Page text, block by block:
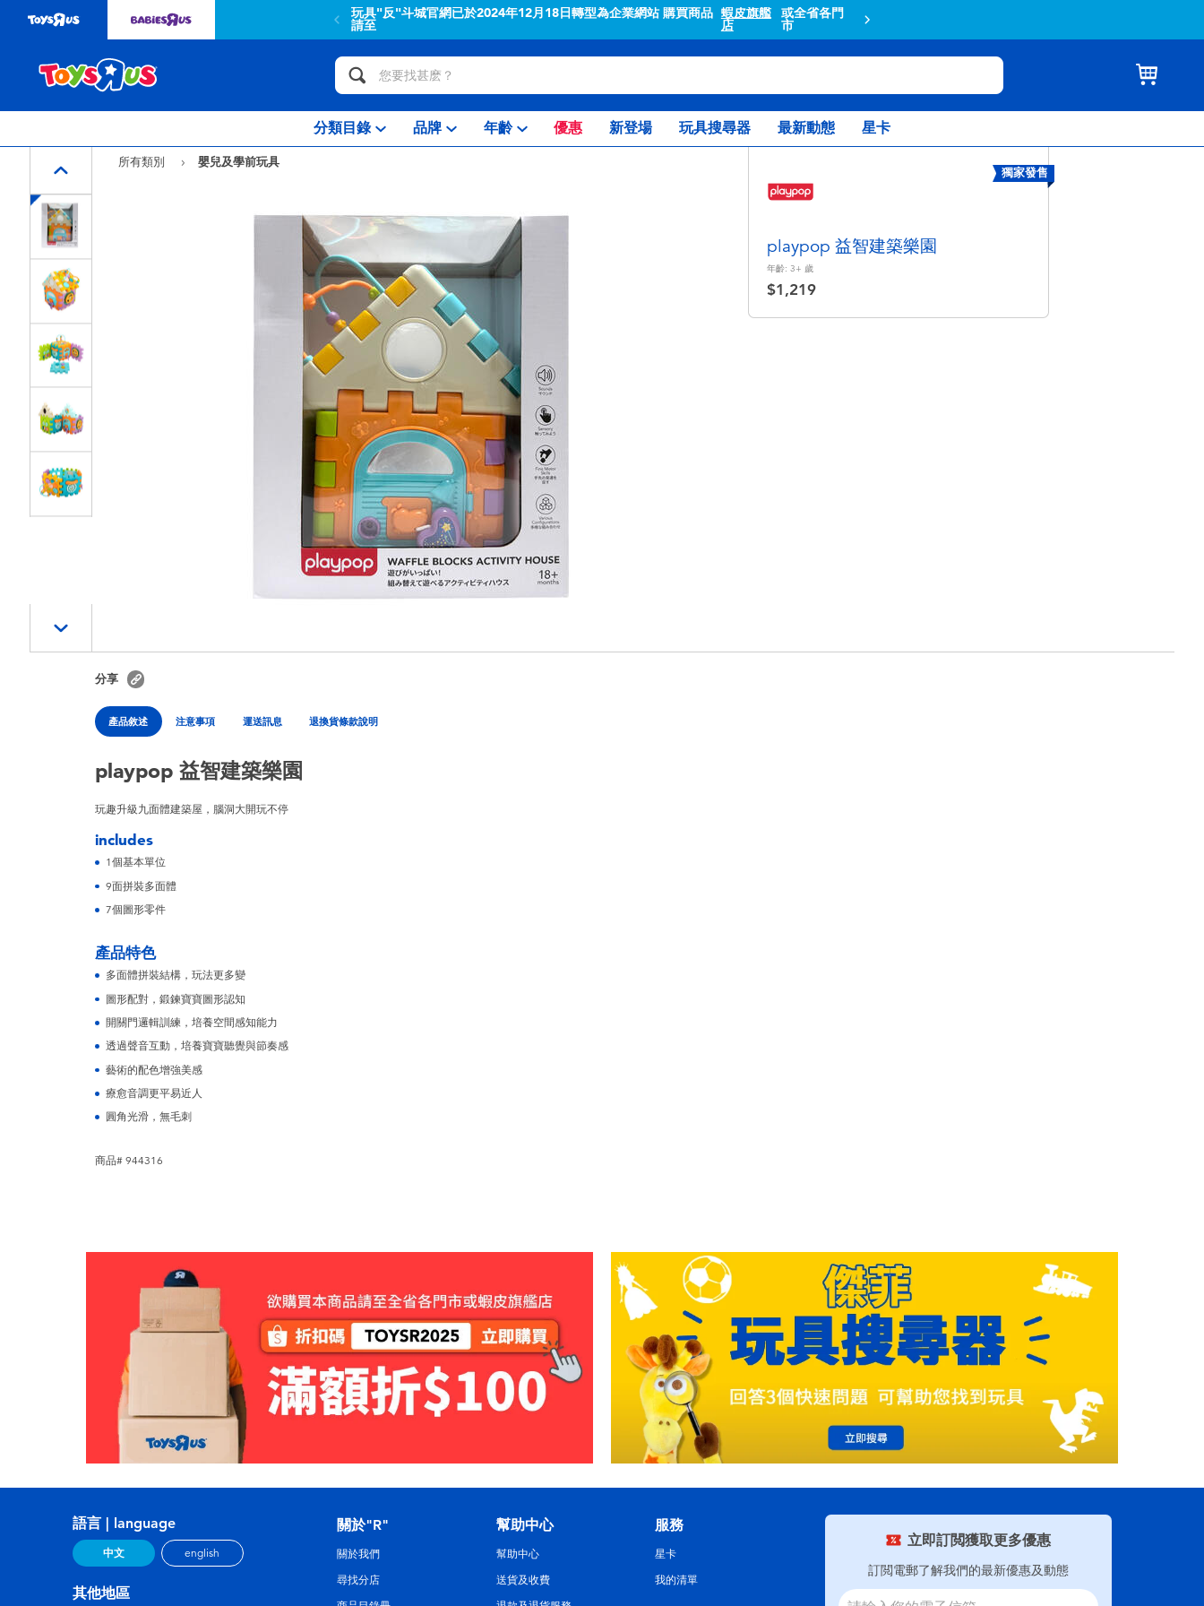
玩具"反"斗城官網已於2024年12月18日轉型為企業網站 購買商品
請至
蝦皮旗艦
店
或全省各門
市
分類目錄 品牌 年齡 優惠 新登場 玩具搜尋器 最新動態 星卡
所有類別
嬰兒及學前玩具
獨家發售
playpop 益智建築樂園
年齡: 3+ 歲
$1,219
分享
產品敘述 注意事項 運送訊息 退換貨條款說明
playpop 益智建築樂園
玩趣升級九面體建築屋，腦洞大開玩不停
includes
1個基本單位
9面拼裝多面體
7個圖形零件
產品特色
多面體拼裝結構，玩法更多變
圖形配對，鍛鍊寶寶圖形認知
開關門邏輯訓練，培養空間感知能力
透過聲音互動，培養寶寶聽覺與節奏感
藝術的配色增強美感
療愈音調更平易近人
圓角光滑，無毛刺
商品# 944316
立即訂閲獲取更多優惠
訂閲電郵了解我們的最新優惠及動態
語言 | language
中文 english
其他地區
關於"R"
關於我們
尋找分店
幫助中心
幫助中心
送貨及收費
服務
星卡
我的清單